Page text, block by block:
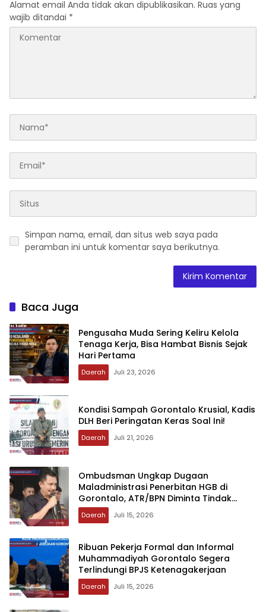
Alamat email Anda tidak akan dipublikasikan. Ruas yang
wajib ditandai *
Simpan nama, email, dan situs web saya pada
peramban ini untuk komentar saya berikutnya.
Baca Juga
‎Pengusaha Muda Sering Keliru Kelola
Tenaga Kerja, Bisa Hambat Bisnis Sejak
Hari Pertama
Daerah Juli 23, 2026
‎Kondisi Sampah Gorontalo Krusial, Kadis
DLH Beri Peringatan Keras Soal Ini!‎‎
Daerah Juli 21, 2026
‎Ombudsman Ungkap Dugaan
Maladministrasi Penerbitan HGB di
Gorontalo, ATR/BPN Diminta Tindak
Lanjut 30 Hari
Daerah Juli 15, 2026
Ribuan Pekerja Formal dan Informal
Muhammadiyah Gorontalo Segera
Terlindungi BPJS Ketenagakerjaan
Daerah Juli 15, 2026